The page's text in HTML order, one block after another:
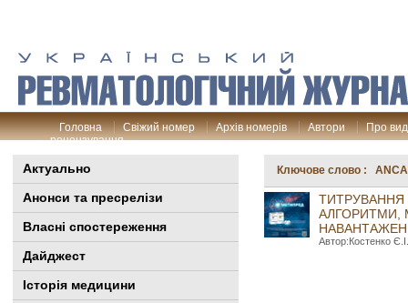
Головна Свіжий номер Архів номерів Автори
Про
рецензування
Актуально
Анонси та пресрелізи
Власні спостереження
Дайджест
Історія медицини
Ключове слово : ANCA-
ТИТРУВАННЯ
АЛГОРИТМИ,
Автор:Костенко